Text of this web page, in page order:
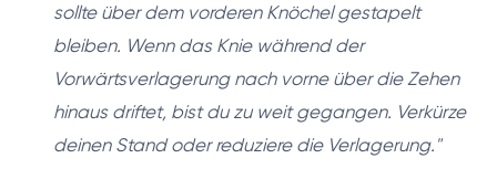
sollte über dem vorderen Knöchel gestapelt
bleiben. Wenn das Knie während der
Vorwärtsverlagerung nach vorne über die Zehen
hinaus driftet, bist du zu weit gegangen. Verkürze
deinen Stand oder reduziere die Verlagerung."